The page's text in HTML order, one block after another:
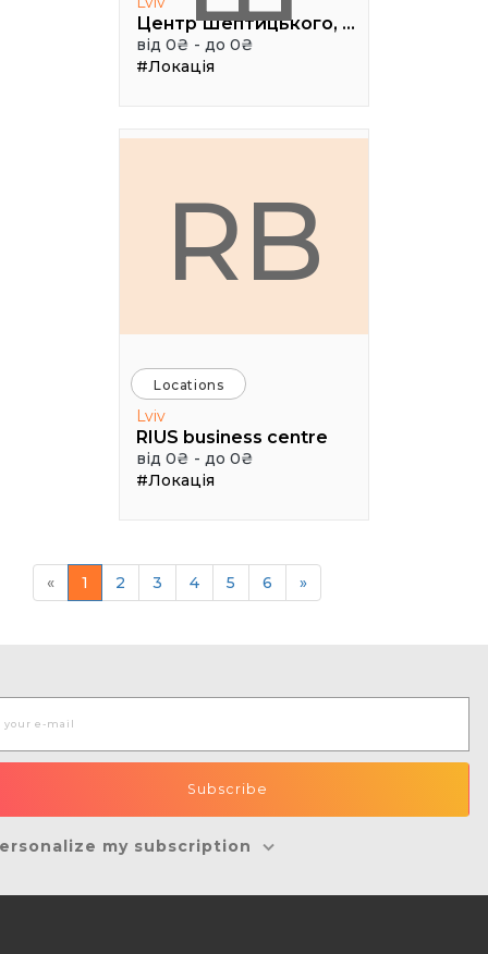
Центр Шептицького, 1 поверх, паркова аудиторія
від 0₴ - до 0₴
#Локація
RB
Locations
Lviv
RIUS business centre
від 0₴ - до 0₴
#Локація
« 1 2 3 4 5 6 »
my subscription